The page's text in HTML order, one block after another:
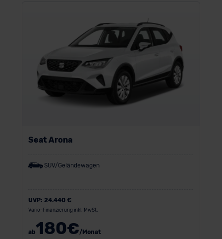
Seat Arona
SUV/Geländewagen
UVP: 24.440 €
Vario-Finanzierung inkl. MwSt.
ab180€/Monat